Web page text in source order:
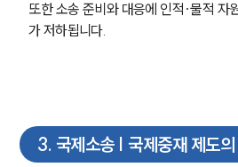
또한 소송 준비와 대응에 인적·물적 자
가 저하됩니다.
3. 국제소송 | 국제중재 제도